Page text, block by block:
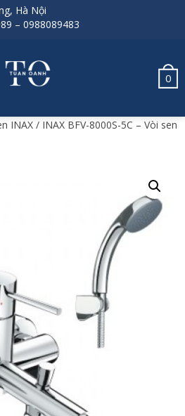
Hà Nội
– 0988089483
0
INAX / INAX BFV-8000S-5C – Vòi sen